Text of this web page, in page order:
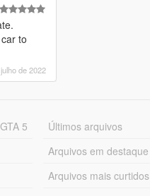
to
de 2022
5
Últimos arquivos
Arquivos em destaque
Arquivos mais curtidos